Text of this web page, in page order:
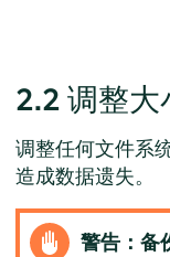
2.2 调整大
调整任何文件系
造成数据遗失。
警告：备